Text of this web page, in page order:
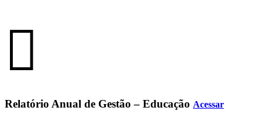
Relatório Anual de Gestão – Educação Acessar